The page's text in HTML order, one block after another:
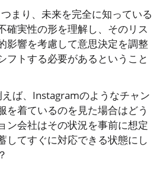
まり、未来を完全に知っている
確実性の形を理解し、そのリス
影響を考慮して意思決定を調整
フトする必要があるということ
えば、Instagramのようなチャン
を着ているのを見た場合はどう
ン会社はその状況を事前に想定
してすぐに対応できる状態にし